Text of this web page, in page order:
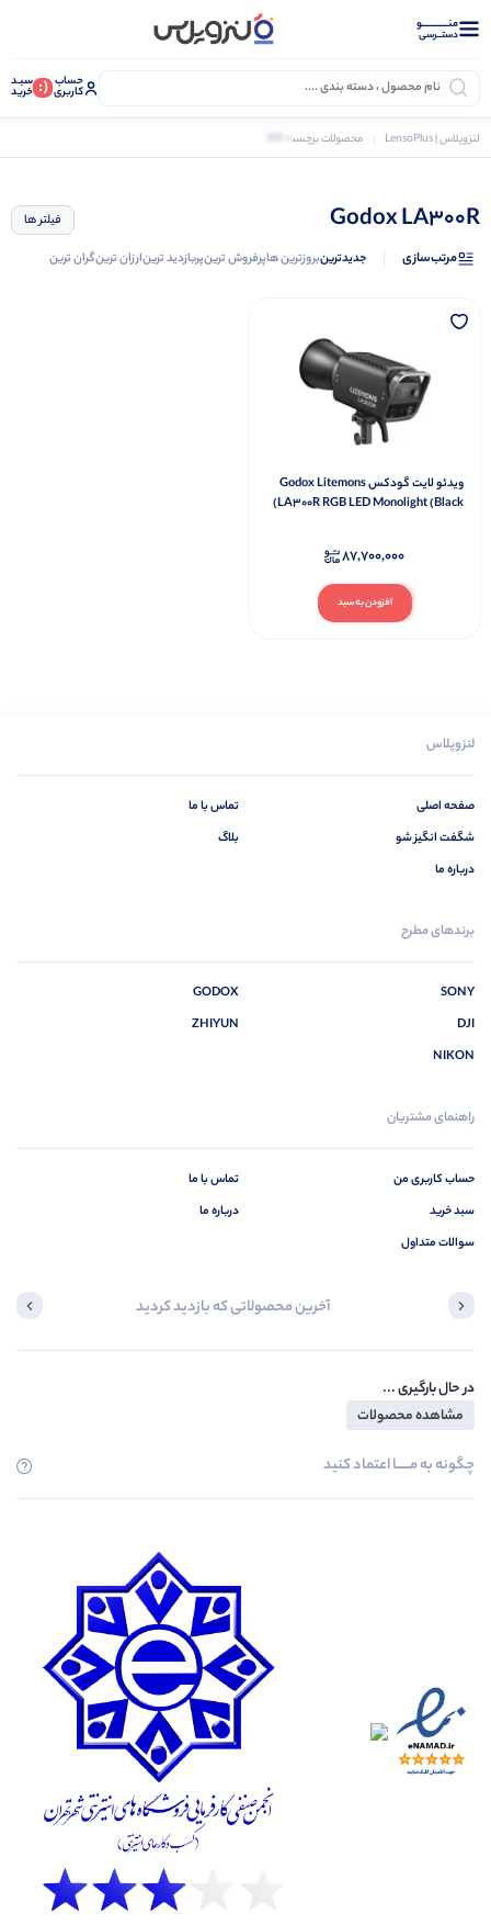
منــــــــــــو
دستــرسی
حساب
کاربری (: سبـد
خرید
لنزوپلاس | LensoPlus محصولات برچسب خورده “Godox LA300R”
Godox LA300R فیلتر ها
مرتب‌سازی جدیدترینبروزترین هاپرفروش ترینپربازدید ترینارزان ترینگران ترین
ویدئو لایت گودکس Godox Litemons
LA300R RGB LED Monolight (Black)
افزودن به سبد
87,700,000
لنزوپلاس
صفحه اصلی
شگفت انگیز شو
درباره ما
تماس با ما
بلاگ
برندهای مطرح
SONY
DJI
NIKON
GODOX
ZHIYUN
راهنمای مشتریان
حساب کاربری من
سبد خرید
سوالات متداول
تماس با ما
درباره ما
آخرین محصولاتی که بازدید کردید
در حال بارگیری ...
مشاهده محصولات
چگونه به مــــــا اعتماد کنید